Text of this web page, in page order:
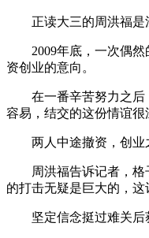
正读大三的周洪福是江
2009年底，一次偶然的
资创业的意向。
在一番辛苦努力之后，
容易，结交的这份情谊很
两人中途撤资，创业
周洪福告诉记者，格子
的打击无疑是巨大的，
坚定信念挺过难关后